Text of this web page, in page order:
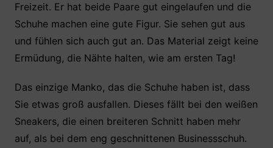
Freizeit. Er hat beide Paare gut eingelaufen und die
Schuhe machen eine gute Figur. Sie sehen gut aus
und fühlen sich auch gut an. Das Material zeigt keine
Ermüdung, die Nähte halten, wie am ersten Tag!
Das einzige Manko, das die Schuhe haben ist, dass
Sie etwas groß ausfallen. Dieses fällt bei den weißen
Sneakers, die einen breiteren Schnitt haben mehr
auf, als bei dem eng geschnittenen Businessschuh.